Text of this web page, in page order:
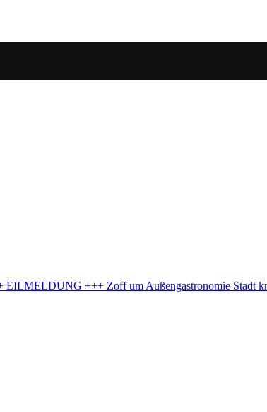
Stadt knickt ein – so geht's am Brüsseler Platz weiter